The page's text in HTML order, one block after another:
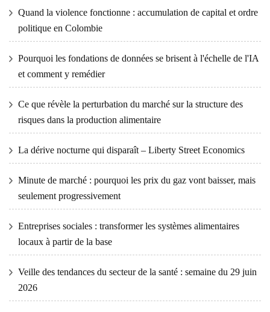
Quand la violence fonctionne : accumulation de capital et ordre
politique en Colombie
Pourquoi les fondations de données se brisent à l'échelle de l'IA
et comment y remédier
Ce que révèle la perturbation du marché sur la structure des
risques dans la production alimentaire
La dérive nocturne qui disparaît – Liberty Street Economics
Minute de marché : pourquoi les prix du gaz vont baisser, mais
seulement progressivement
Entreprises sociales : transformer les systèmes alimentaires
locaux à partir de la base
Veille des tendances du secteur de la santé : semaine du 29 juin
2026